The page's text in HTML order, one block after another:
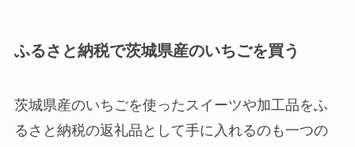
ふるさと納税で茨城県産のいちごを買う
茨城県産のいちごを使ったスイーツや加工品をふ
るさと納税の返礼品として手に入れるのも一つの